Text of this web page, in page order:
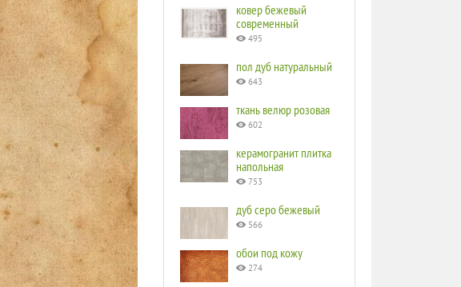
ковер бежевый
современный
495
пол дуб натуральный
643
ткань велюр розовая
602
керамогранит плитка
напольная
753
дуб серо бежевый
566
обои под кожу
274